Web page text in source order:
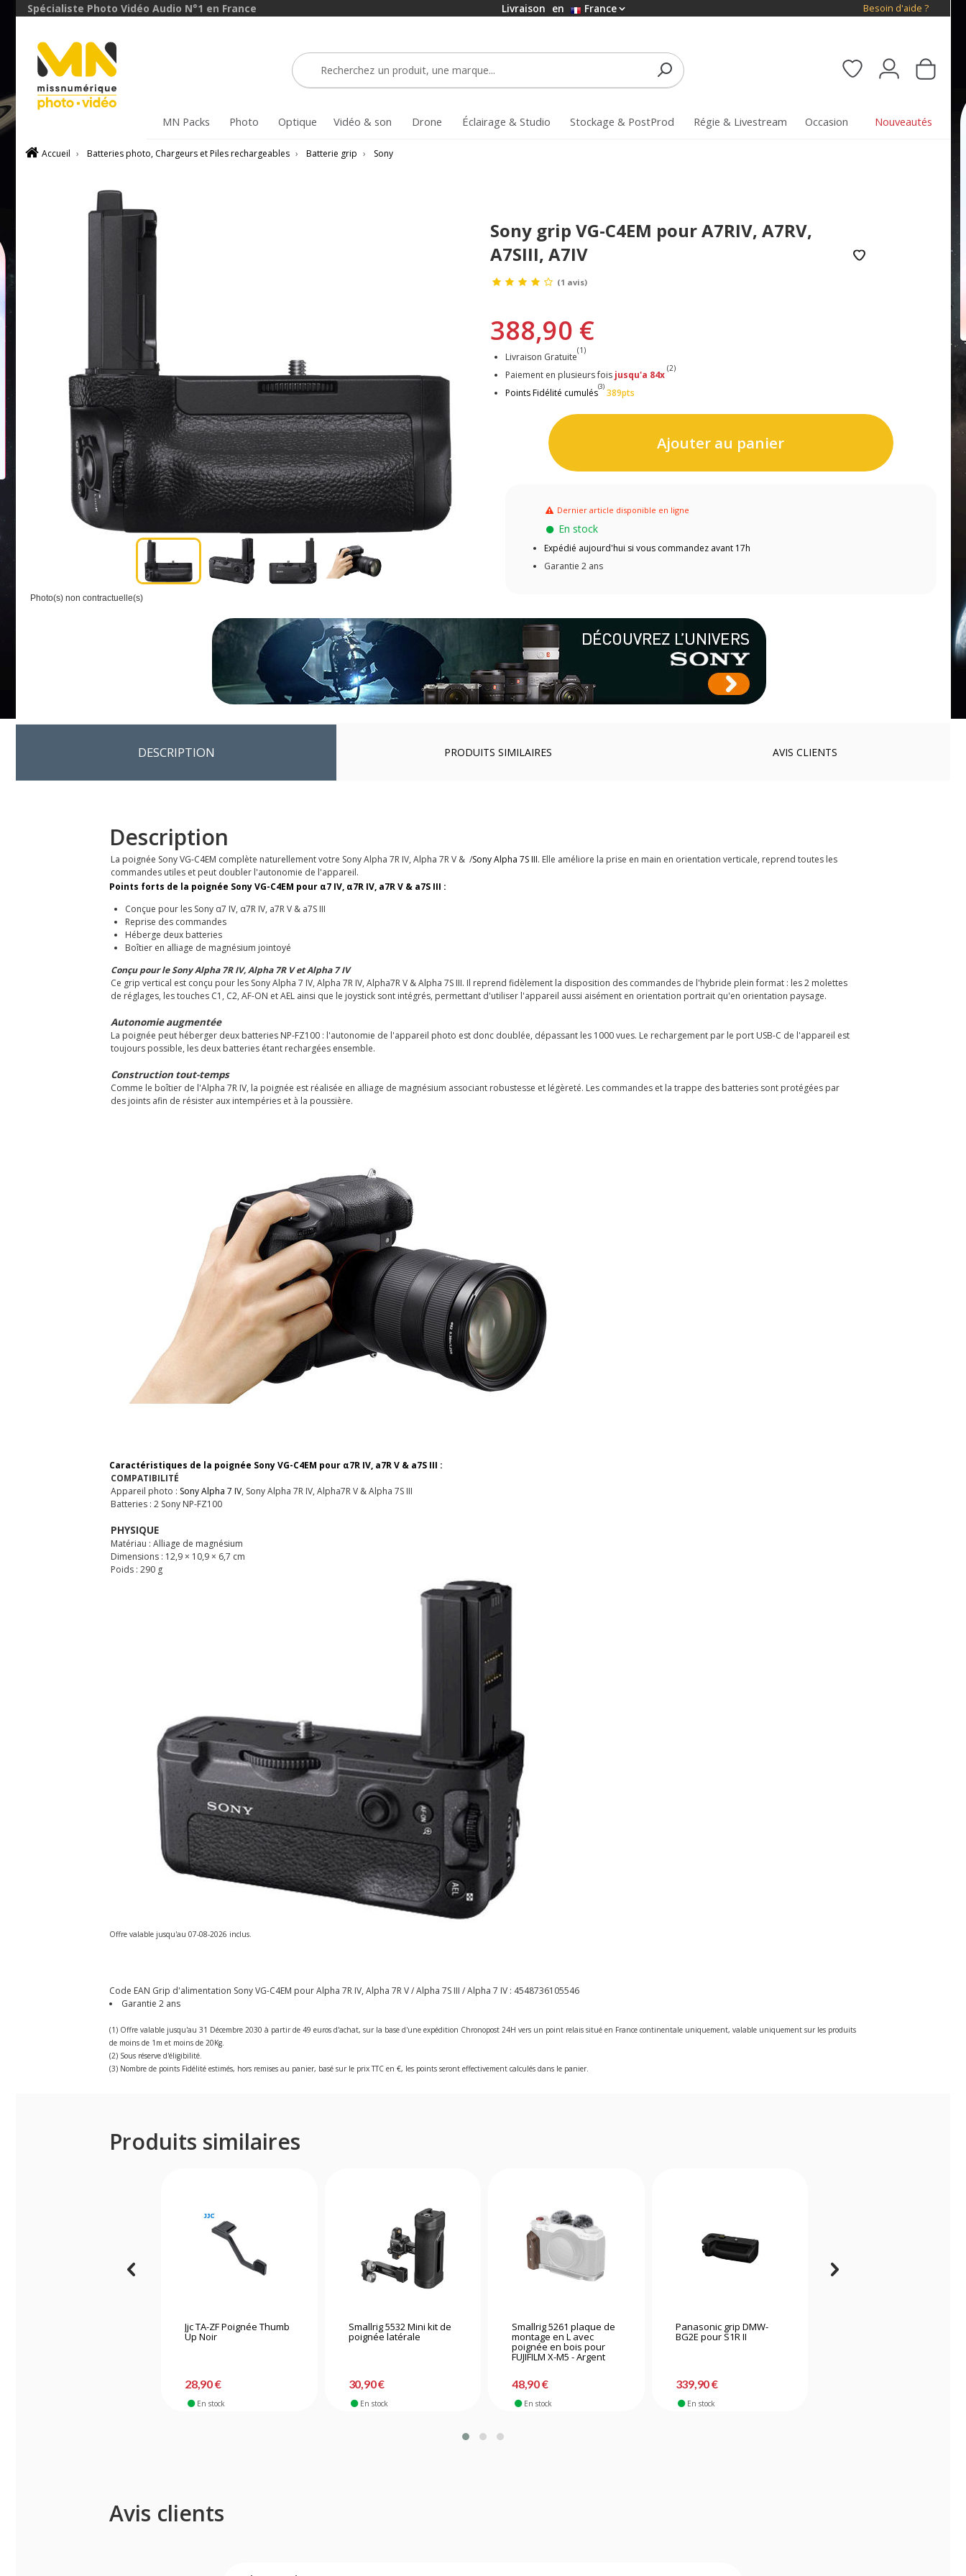
Spécialiste Photo Vidéo Audio N°1 en France Livraison en France Besoin d'aide ?
MN Packs Photo Optique Vidéo & son Drone Éclairage & Studio Stockage & PostProd Régie & Livestream Occasion Nouveautés
Accueil › Batteries photo, Chargeurs et Piles rechargeables › Batterie grip › Sony
Photo(s) non contractuelle(s)
Sony grip VG-C4EM pour A7RIV, A7RV,
A7SIII, A7IV
(1 avis)
388,90 €
Livraison Gratuite
(1)
Paiement en plusieurs fois jusqu'a 84x
(2)
Points Fidélité cumulés
(3)
389pts
Ajouter au panier
Dernier article disponible en ligne
En stock
Expédié aujourd'hui si vous commandez avant 17h
Garantie 2 ans
DESCRIPTION PRODUITS SIMILAIRES AVIS CLIENTS
Description
La poignée Sony VG-C4EM complète naturellement votre Sony Alpha 7R IV, Alpha 7R V & /Sony Alpha 7S III. Elle améliore la prise en main en orientation verticale, reprend toutes les
commandes utiles et peut doubler l'autonomie de l'appareil.
Points forts de la poignée Sony VG-C4EM pour α7 IV, α7R IV, a7R V & a7S III :
Conçue pour les Sony α7 IV, α7R IV, a7R V & a7S III
Reprise des commandes
Héberge deux batteries
Boîtier en alliage de magnésium jointoyé
Conçu pour le Sony Alpha 7R IV, Alpha 7R V et Alpha 7 IV
Ce grip vertical est conçu pour les Sony Alpha 7 IV, Alpha 7R IV, Alpha7R V & Alpha 7S III. Il reprend fidèlement la disposition des commandes de l'hybride plein format : les 2 molettes
de réglages, les touches C1, C2, AF-ON et AEL ainsi que le joystick sont intégrés, permettant d'utiliser l'appareil aussi aisément en orientation portrait qu'en orientation paysage.
Autonomie augmentée
La poignée peut héberger deux batteries NP-FZ100 : l'autonomie de l'appareil photo est donc doublée, dépassant les 1000 vues. Le rechargement par le port USB-C de l'appareil est
toujours possible, les deux batteries étant rechargées ensemble.
Construction tout-temps
Comme le boîtier de l'Alpha 7R IV, la poignée est réalisée en alliage de magnésium associant robustesse et légèreté. Les commandes et la trappe des batteries sont protégées par
des joints afin de résister aux intempéries et à la poussière.
Caractéristiques de la poignée Sony VG-C4EM pour α7R IV, a7R V & a7S III :
COMPATIBILITÉ
Appareil photo : Sony Alpha 7 IV, Sony Alpha 7R IV, Alpha7R V & Alpha 7S III
Batteries : 2 Sony NP-FZ100
PHYSIQUE
Matériau : Alliage de magnésium
Dimensions : 12,9 × 10,9 × 6,7 cm
Poids : 290 g
Offre valable jusqu'au 07-08-2026 inclus.
Code EAN Grip d'alimentation Sony VG-C4EM pour Alpha 7R IV, Alpha 7R V / Alpha 7S III / Alpha 7 IV : 4548736105546
Garantie 2 ans
(1) Offre valable jusqu'au 31 Décembre 2030 à partir de 49 euros d'achat, sur la base d'une expédition Chronopost 24H vers un point relais situé en France continentale uniquement, valable uniquement sur les produits
de moins de 1m et moins de 20Kg.
(2) Sous réserve d'éligibilité.
(3) Nombre de points Fidélité estimés, hors remises au panier, basé sur le prix TTC en €, les points seront effectivement calculés dans le panier.
Produits similaires
Jjc TA-ZF Poignée Thumb
Up Noir
28,90 €
En stock
Smallrig 5532 Mini kit de
poignée latérale
30,90 €
En stock
Smallrig 5261 plaque de
montage en L avec
poignée en bois pour
FUJIFILM X-M5 - Argent
48,90 €
En stock
Panasonic grip DMW-
BG2E pour S1R II
339,90 €
En stock
Avis clients